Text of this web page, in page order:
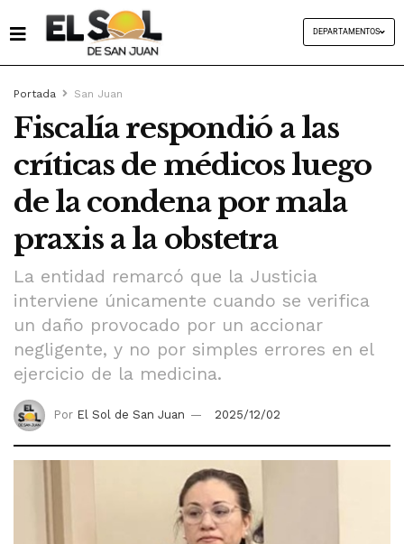
DEPARTAMENTOS
Portada San Juan
Fiscalía respondió a las
críticas de médicos luego
de la condena por mala
praxis a la obstetra
La entidad remarcó que la Justicia
interviene únicamente cuando se verifica
un daño provocado por un accionar
negligente, y no por simples errores en el
ejercicio de la medicina.
Por El Sol de San Juan 2025/12/02